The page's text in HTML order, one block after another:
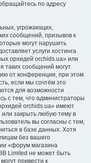
по адресу
угрожающих,
сообщений, призывов к
могут нарушить
услуги хостинга
орхидей orchids.ua» или
таких сообщений могут
от конференции, при этом
если мы сочтём это
для возможности
с тем, что администраторы
orchids.ua» имеют
или закрыть любую тему в
вы согласны с тем,
в базе данных. Хотя
без вашего
«форум магазина
Limited не может быть
привести к